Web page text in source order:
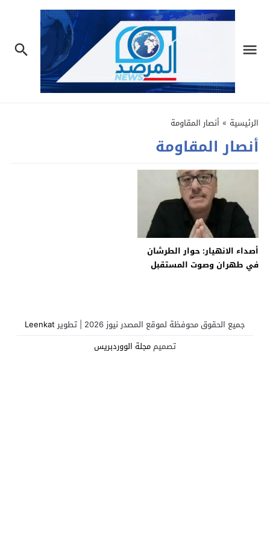
الرئيسية » أنصار المقاومة
أنصار المقاومة
أصداء الانهيار: حوار الطرشان
في طهران وصوت المستقبل
جميع الحقوق محوفظة لموقع المصدر نيوز 2026 | تطوير
Leenkat
تصميممجلة الووردبريس